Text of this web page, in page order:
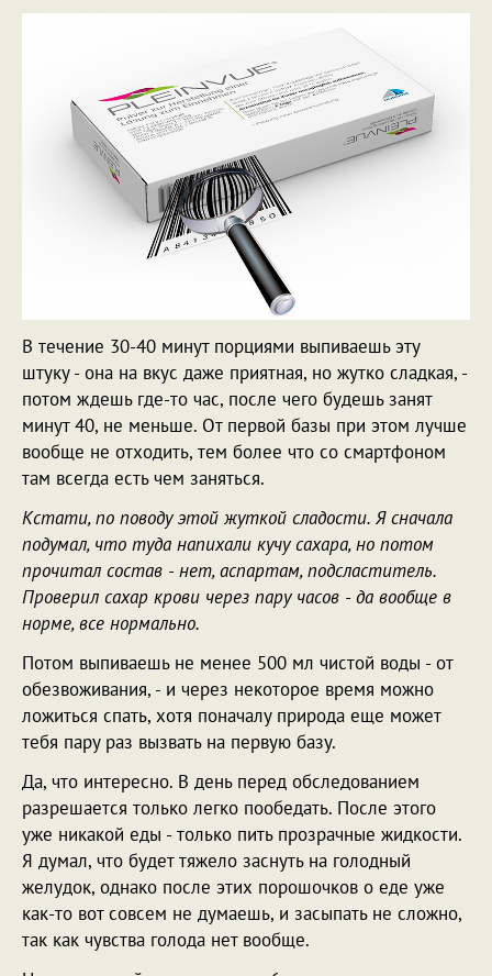
В течение 30-40 минут порциями выпиваешь эту
штуку - она на вкус даже приятная, но жутко сладкая, -
потом ждешь где-то час, после чего будешь занят
минут 40, не меньше. От первой базы при этом лучше
вообще не отходить, тем более что со смартфоном
там всегда есть чем заняться.
Кстати, по поводу этой жуткой сладости. Я сначала
подумал, что туда напихали кучу сахара, но потом
прочитал состав - нет, аспартам, подсластитель.
Проверил сахар крови через пару часов - да вообще в
норме, все нормально.
Потом выпиваешь не менее 500 мл чистой воды - от
обезвоживания, - и через некоторое время можно
ложиться спать, хотя поначалу природа еще может
тебя пару раз вызвать на первую базу.
Да, что интересно. В день перед обследованием
разрешается только легко пообедать. После этого
уже никакой еды - только пить прозрачные жидкости.
Я думал, что будет тяжело заснуть на голодный
желудок, однако после этих порошочков о еде уже
как-то вот совсем не думаешь, и засыпать не сложно,
так как чувства голода нет вообще.